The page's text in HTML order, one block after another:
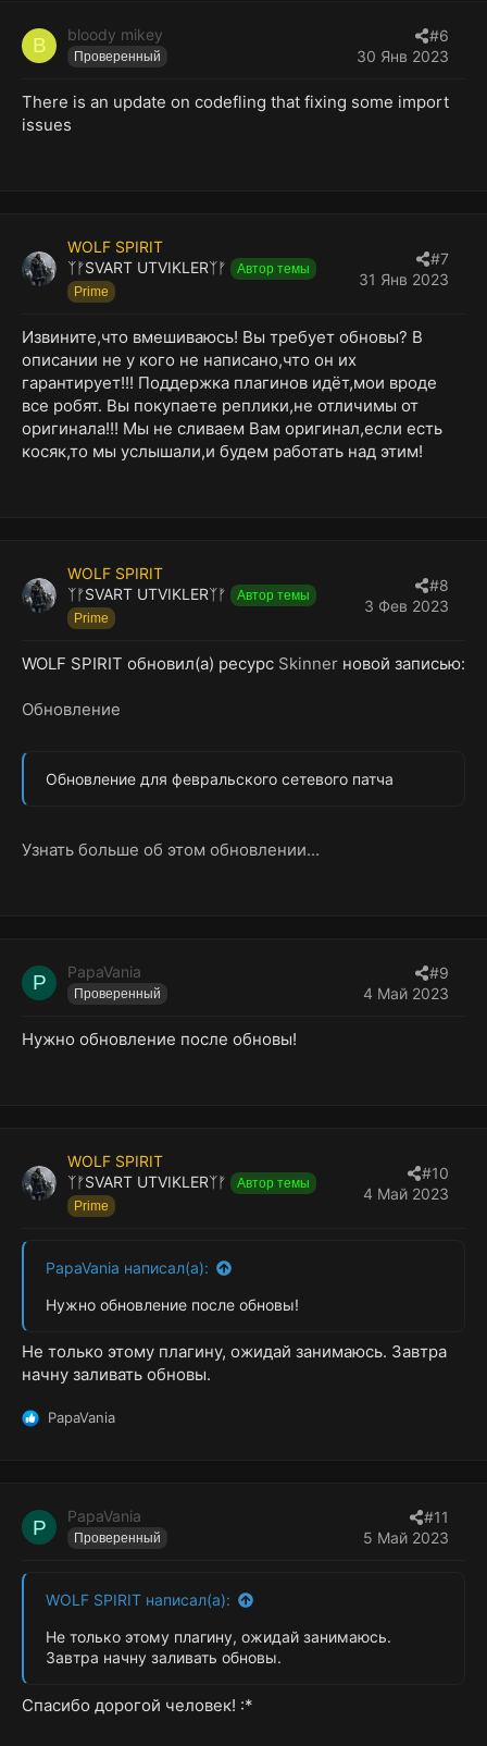
Команда /SkinAll —...
B bloody mikey
Проверенный 30 Янв 2023
#6
There is an update on codefling that fixing some import
issues
WOLF SPIRIT
ᛉᚠSVART UTVIKLERᛉᚠ
Автор темы
Prime
31 Янв 2023
#7
Извините,что вмешиваюсь! Вы требует обновы? В
описании не у кого не написано,что он их
гарантирует!!! Поддержка плагинов идёт,мои вроде
все робят. Вы покупаете реплики,не отличимы от
оригинала!!! Мы не сливаем Вам оригинал,если есть
косяк,то мы услышали,и будем работать над этим!
WOLF SPIRIT
ᛉᚠSVART UTVIKLERᛉᚠ
Автор темы
Prime
3 Фев 2023
#8
WOLF SPIRIT обновил(а) ресурс Skinner новой записью:
Обновление
Обновление для февральского сетевого патча
Узнать больше об этом обновлении...
P PapaVania
Проверенный 4 Май 2023
#9
Нужно обновление после обновы!
WOLF SPIRIT
ᛉᚠSVART UTVIKLERᛉᚠ
Автор темы
Prime
4 Май 2023
#10
PapaVania написал(а):
Нужно обновление после обновы!
Не только этому плагину, ожидай занимаюсь. Завтра
начну заливать обновы.
Р
и
и
PapaVania
P PapaVania
Проверенный 5 Май 2023
#11
WOLF SPIRIT написал(а):
Не только этому плагину, ожидай занимаюсь.
Завтра начну заливать обновы.
Спасибо дорогой человек! :*